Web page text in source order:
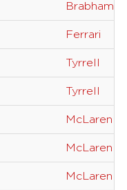
Brabham-
Ferrari
Tyrrell
Tyrrell
McLaren
McLaren
McLaren